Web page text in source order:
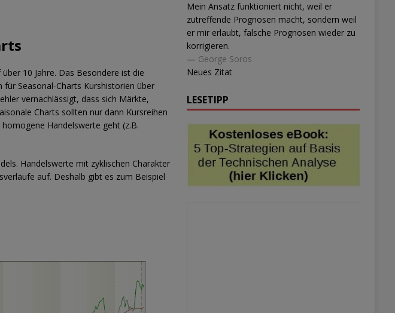
10 Jahre. Das Besondere ist die
Seasonal-Charts Kurshistorien über
vernachlässigt, dass sich Märkte,
Charts sollten nur dann Kursreihen
Handelswerte geht (z.B.
Handelswerte mit zyklischen Charakter
auf. Deshalb gibt es zum Beispiel
Mein Ansatz funktioniert nicht, weil er
zutreffende Prognosen macht, sondern weil
er mir erlaubt, falsche Prognosen wieder zu
korrigieren.
— George Soros
Neues Zitat
LESETIPP